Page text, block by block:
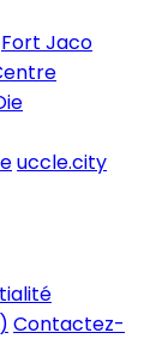
Fort Jaco
uccle.city
Contactez-